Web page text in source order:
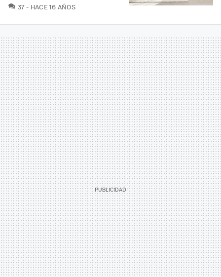
37COMENTARIOS
HACE 16 AÑOS